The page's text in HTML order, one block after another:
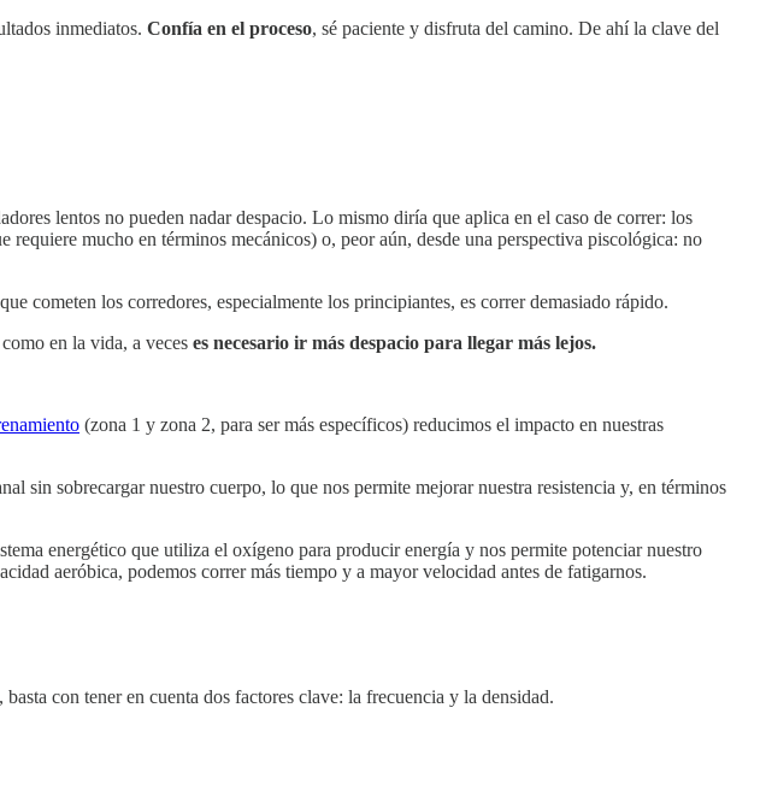
inmediatos. Confía en el proceso, sé paciente y disfruta del camino. De ahí la clave del
lentos no pueden nadar despacio. Lo mismo diría que aplica en el caso de correr: los
mucho en términos mecánicos) o, peor aún, desde una perspectiva piscológica: no
cometen los corredores, especialmente los principiantes, es correr demasiado rápido.
como en la vida, a veces es necesario ir más despacio para llegar más lejos.
(zona 1 y zona 2, para ser más específicos) reducimos el impacto en nuestras
sin sobrecargar nuestro cuerpo, lo que nos permite mejorar nuestra resistencia y, en términos
energético que utiliza el oxígeno para producir energía y nos permite potenciar nuestro
aeróbica, podemos correr más tiempo y a mayor velocidad antes de fatigarnos.
con tener en cuenta dos factores clave: la frecuencia y la densidad.